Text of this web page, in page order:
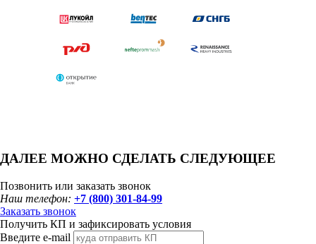
ДАЛЕЕ МОЖНО СДЕЛАТЬ СЛЕДУЮЩЕЕ
Позвонить или заказать звонок
Наш телефон: +7 (800) 301-84-99
Заказать звонок
Получить КП и зафиксировать условия
Введите e-mail